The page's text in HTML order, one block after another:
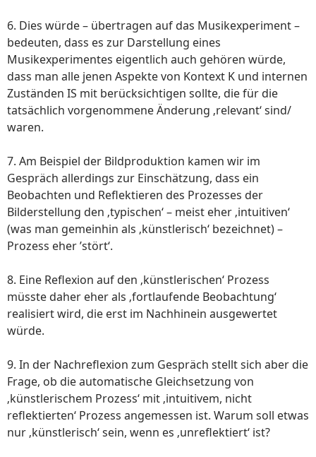
6. Dies würde – übertragen auf das Musikexperiment –
bedeuten, dass es zur Darstellung eines
Musikexperimentes eigentlich auch gehören würde,
dass man alle jenen Aspekte von Kontext K und internen
Zuständen IS mit berücksichtigen sollte, die für die
tatsächlich vorgenommene Änderung ‚relevant‘ sind/
waren.
7. Am Beispiel der Bildproduktion kamen wir im
Gespräch allerdings zur Einschätzung, dass ein
Beobachten und Reflektieren des Prozesses der
Bilderstellung den ‚typischen‘ – meist eher ‚intuitiven‘
(was man gemeinhin als ‚künstlerisch‘ bezeichnet) –
Prozess eher ’stört‘.
8. Eine Reflexion auf den ‚künstlerischen‘ Prozess
müsste daher eher als ‚fortlaufende Beobachtung‘
realisiert wird, die erst im Nachhinein ausgewertet
würde.
9. In der Nachreflexion zum Gespräch stellt sich aber die
Frage, ob die automatische Gleichsetzung von
‚künstlerischem Prozess‘ mit ‚intuitivem, nicht
reflektierten‘ Prozess angemessen ist. Warum soll etwas
nur ‚künstlerisch‘ sein, wenn es ‚unreflektiert‘ ist?